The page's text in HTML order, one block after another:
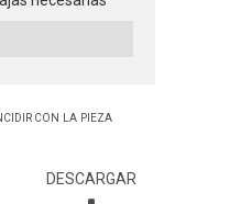
CON LA PIEZA
DESCARGAR